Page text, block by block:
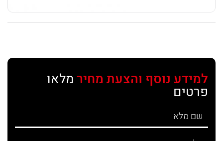
למידע נוסף והצעת מחירמלאו
פרטים